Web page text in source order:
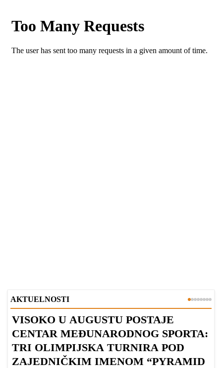
AKTUELNOSTI
VISOKO U AUGUSTU POSTAJE
CENTAR MEĐUNARODNOG SPORTA:
TRI OLIMPIJSKA TURNIRA POD
ZAJEDNIČKIM IMENOM “PYRAMID